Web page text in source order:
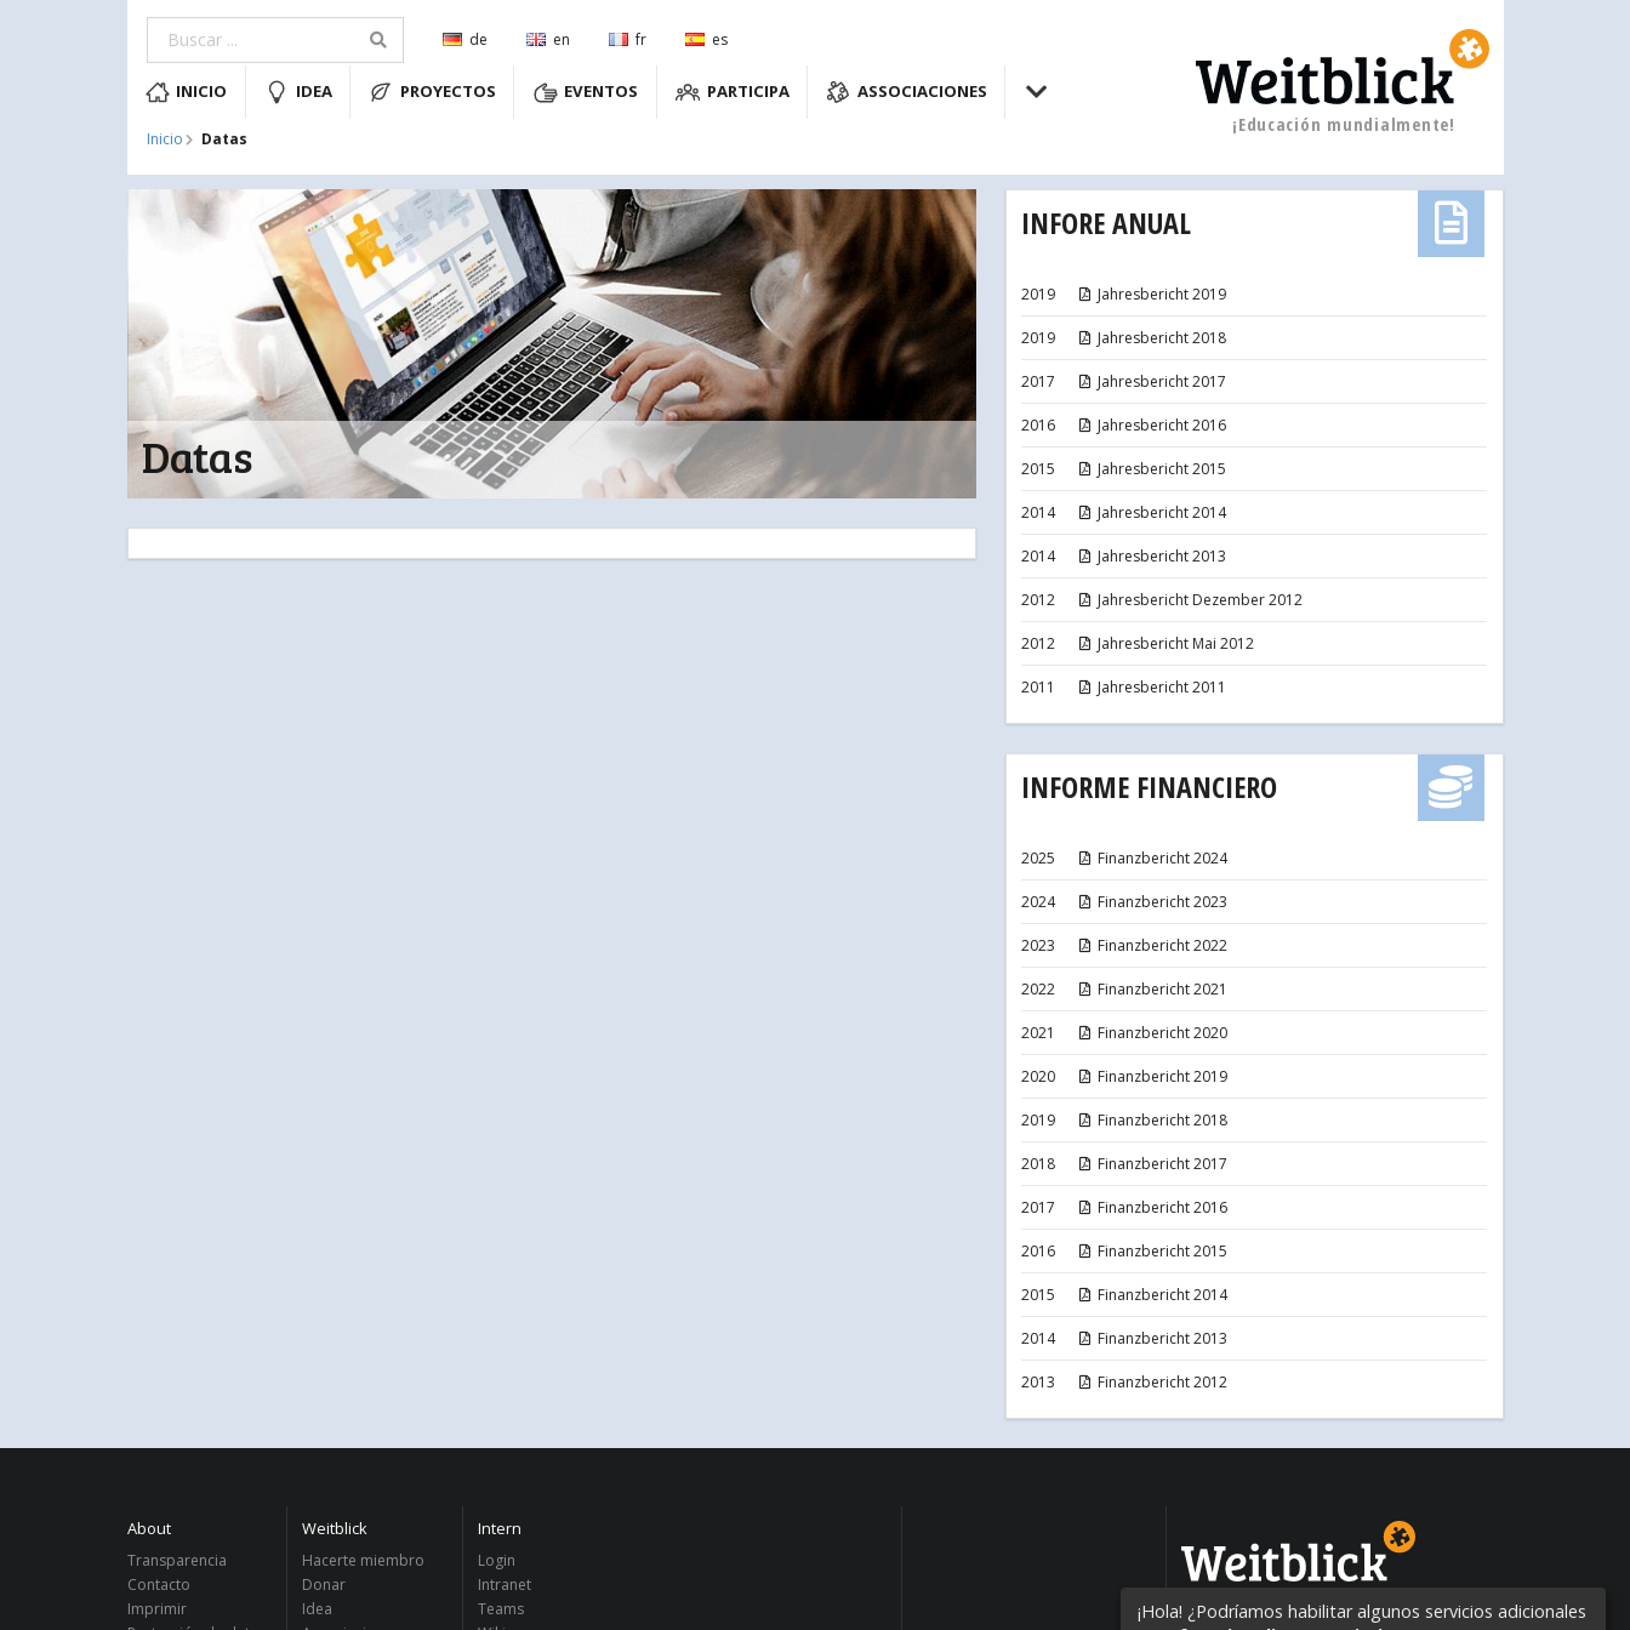
de en fr es
INICIO IDEA PROYECTOS EVENTOS PARTICIPA ASSOCIACIONES
Inicio Datas
¡Educación mundialmente!
Datas
INFORE ANUAL
2019 Jahresbericht 2019
2019 Jahresbericht 2018
2017 Jahresbericht 2017
2016 Jahresbericht 2016
2015 Jahresbericht 2015
2014 Jahresbericht 2014
2014 Jahresbericht 2013
2012 Jahresbericht Dezember 2012
2012 Jahresbericht Mai 2012
2011 Jahresbericht 2011
INFORME FINANCIERO
2025 Finanzbericht 2024
2024 Finanzbericht 2023
2023 Finanzbericht 2022
2022 Finanzbericht 2021
2021 Finanzbericht 2020
2020 Finanzbericht 2019
2019 Finanzbericht 2018
2018 Finanzbericht 2017
2017 Finanzbericht 2016
2016 Finanzbericht 2015
2015 Finanzbericht 2014
2014 Finanzbericht 2013
2013 Finanzbericht 2012
About
Transparencia
Contacto
Imprimir
Weitblick
Hacerte miembro
Donar
Idea
Intern
Login
Intranet
Teams
¡Hola! ¿Podríamos habilitar algunos servicios adicionales